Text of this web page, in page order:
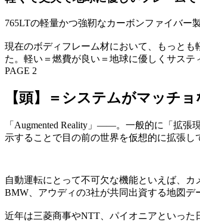
765LTの軽量かつ強靭なカーボンファイバー
現在のボディフレーム材において、もっとも
た。軽い＝燃費が良い＝地球に優しくサステ
PAGE 2
【頭】＝システムがマッチ
「Augmented Reality」——。一般的に「拡
示することで目の前の世界を仮想的に拡張し
自動運転にとって不可欠な機能といえば、
BMW、アウディの3社が共同出資する地図デ
近年は三菱商事やNTT、パイオニアといっ